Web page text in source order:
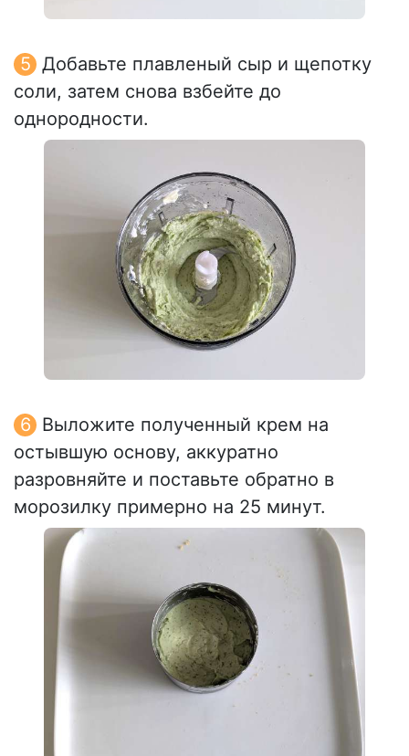
Добавьте плавленый сыр и щепотку
соли, затем снова взбейте до
однородности.
Выложите полученный крем на
остывшую основу, аккуратно
разровняйте и поставьте обратно в
морозилку примерно на 25 минут.